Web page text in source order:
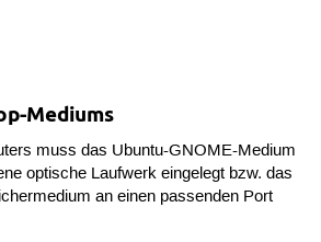
Mediums
muss das Ubuntu-GNOME-Medium
optische Laufwerk eingelegt bzw. das
an einen passenden Port